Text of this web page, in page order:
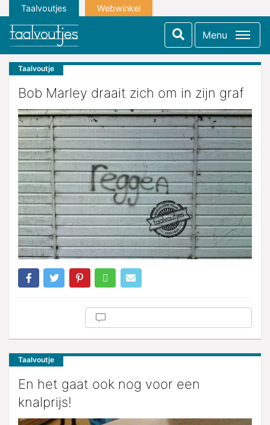
Taalvoutjes Webwinkel
Menu
Taalvoutje
Bob Marley draait zich om in zijn graf
Taalvoutje
En het gaat ook nog voor een
knalprijs!